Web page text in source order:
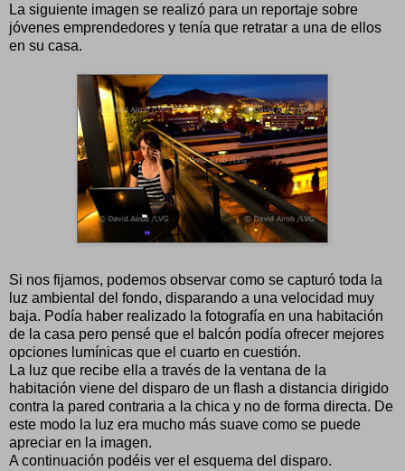
La siguiente imagen se realizó para un reportaje sobre
jóvenes emprendedores y tenía que retratar a una de ellos
en su casa.
Si nos fijamos, podemos observar como se capturó toda la
luz ambiental del fondo, disparando a una velocidad muy
baja. Podía haber realizado la fotografía en una habitación
de la casa pero pensé que el balcón podía ofrecer mejores
opciones lumínicas que el cuarto en cuestión.
La luz que recibe ella a través de la ventana de la
habitación viene del disparo de un flash a distancia dirigido
contra la pared contraria a la chica y no de forma directa. De
este modo la luz era mucho más suave como se puede
apreciar en la imagen.
A continuación podéis ver el esquema del disparo.